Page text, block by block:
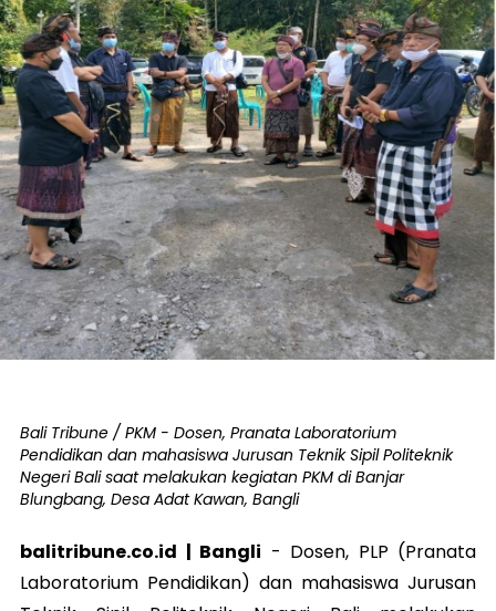
Bali Tribune / PKM - Dosen, Pranata Laboratorium
Pendidikan dan mahasiswa Jurusan Teknik Sipil Politeknik
Negeri Bali saat melakukan kegiatan PKM di Banjar
Blungbang, Desa Adat Kawan, Bangli
balitribune.co.id | Bangli - Dosen, PLP (Pranata
Laboratorium Pendidikan) dan mahasiswa Jurusan